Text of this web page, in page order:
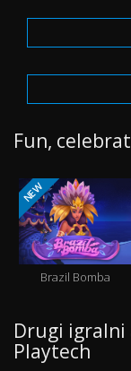
Fun,
NEW
Brazil Bomba
Drugi
Playtech